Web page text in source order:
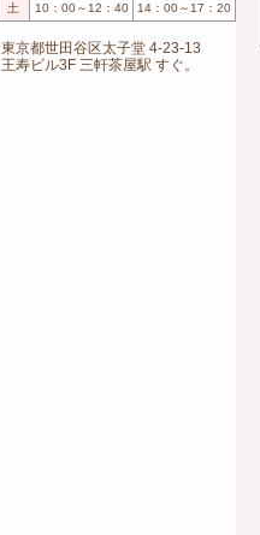
土
10：00～12：40 14：00～17：20
東京都世田谷区太子堂 4-23-13
王寿ビル3F 三軒茶屋駅 すぐ。